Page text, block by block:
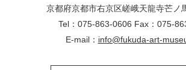
京都府京都市右京区嵯峨天龍寺芒ノ
Tel：075-863-0606 Fax：075-
E-mail： info@fukuda-art-